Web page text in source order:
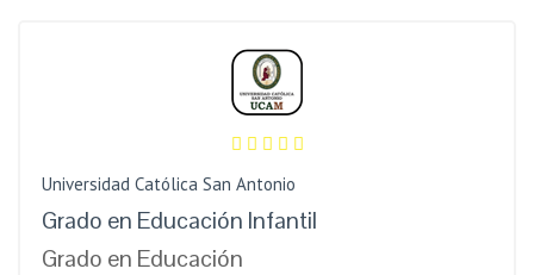
Universidad Católica San Antonio
Grado en Educación Infantil
Grado en Educación